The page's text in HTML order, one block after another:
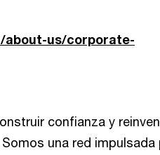
about-us/corporate-
confianza y
una red